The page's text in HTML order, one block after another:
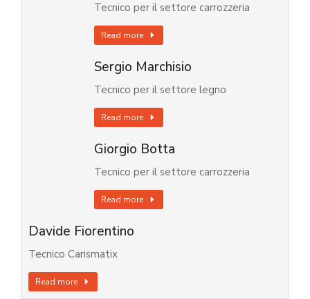
Tecnico per il settore carrozzeria
Read more
Sergio Marchisio
Tecnico per il settore legno
Read more
Giorgio Botta
Tecnico per il settore carrozzeria
Read more
Davide Fiorentino
Tecnico Carismatix
Read more